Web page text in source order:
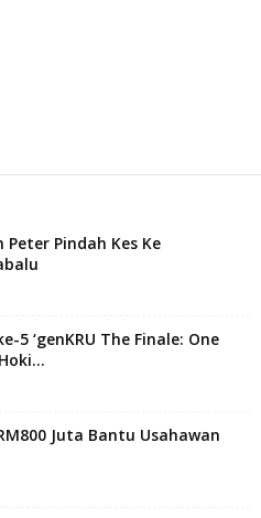
Pindah Kes Ke
5 ‘genKRU The Finale: One
Juta Bantu Usahawan